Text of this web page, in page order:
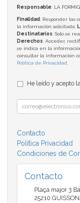
Responsable: LA
Finalidad: Responder las
la información solicitada;
Destinatarios: Solo se
Derechos: Acceder,
se indica en la
consultar la información
Política de Privacidad.
He leído y acepto
Contacto
Política Privacidad
Condiciones de
Contacto
Plaça major 3
25210